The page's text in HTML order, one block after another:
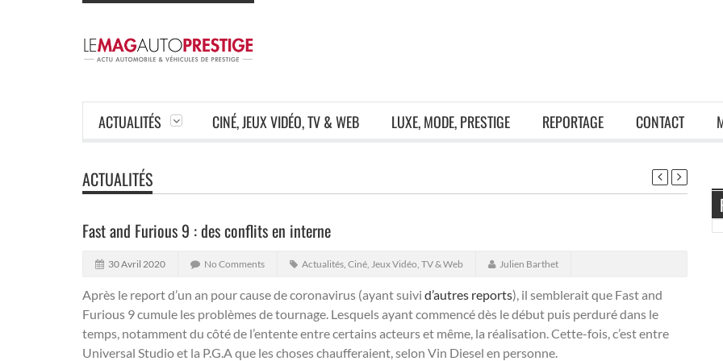
ACTUALITÉS CINÉ, JEUX VIDÉO, TV & WEB LUXE, MODE, PRESTIGE REPORTAGE CONTACT
ACTUALITÉS
Fast and Furious 9 : des conflits en interne
30 Avril 2020 No Comments Actualités, Ciné, Jeux Vidéo, TV & Web Julien Barthet
Après le report d’un an pour cause de coronavirus (ayant suivi d’autres reports), il semblerait que Fast and
Furious 9 cumule les problèmes de tournage. Lesquels ayant commencé dès le début puis perduré dans le
temps, notamment du côté de l’entente entre certains acteurs et même, la réalisation. Cette-fois, c’est entre
Universal Studio et la P.G.A que les choses chaufferaient, selon Vin Diesel en personne.